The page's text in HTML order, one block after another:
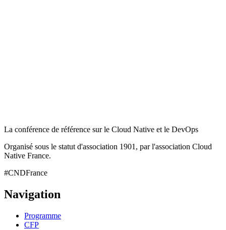
La conférence de référence sur le Cloud Native et le DevOps
Organisé sous le statut d'association 1901, par l'association Cloud
Native France.
#CNDFrance
Navigation
Programme
CFP